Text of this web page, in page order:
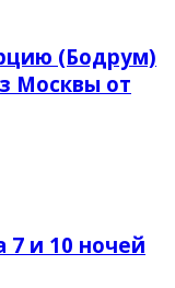
(Бодрум)
Москвы от
7 и 10 ночей